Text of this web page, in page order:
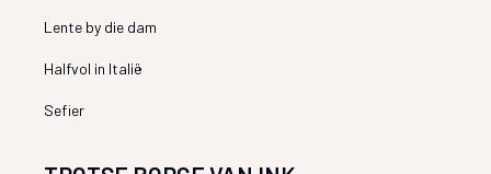
Lente by die dam
Halfvol in Italië
Sefier